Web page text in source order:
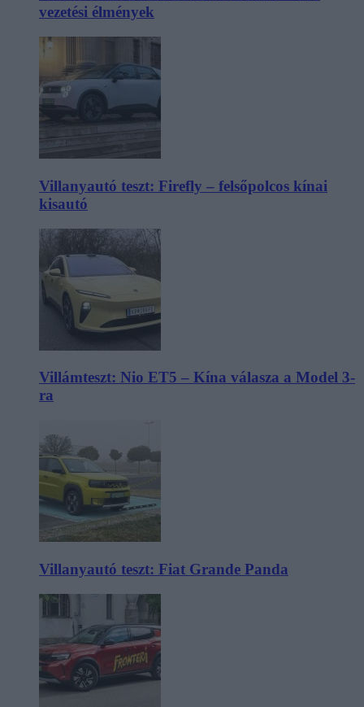
vezetési élmények
Villanyautó teszt: Firefly – felsőpolcos kínai
kisautó
Villámteszt: Nio ET5 – Kína válasza a Model 3-
ra
Villanyautó teszt: Fiat Grande Panda